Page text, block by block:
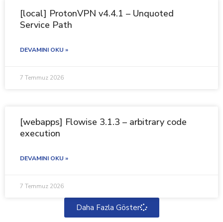
[local] ProtonVPN v4.4.1 – Unquoted
Service Path
DEVAMINI OKU »
7 Temmuz 2026
[webapps] Flowise 3.1.3 – arbitrary code
execution
DEVAMINI OKU »
7 Temmuz 2026
Daha Fazla Göster